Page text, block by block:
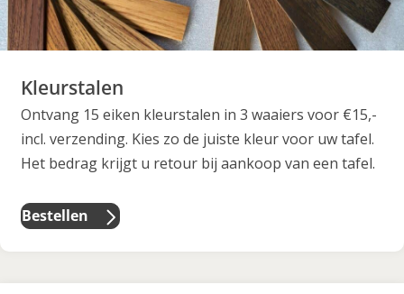
Kleurstalen
Ontvang 15 eiken kleurstalen in 3 waaiers voor €15,-
incl. verzending. Kies zo de juiste kleur voor uw tafel.
Het bedrag krijgt u retour bij aankoop van een tafel.
Bestellen